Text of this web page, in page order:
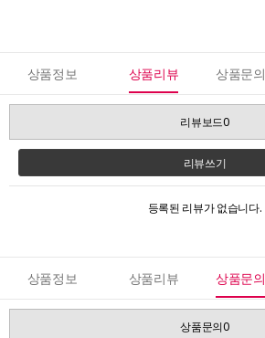
상품정보 상품리뷰 상품문의
리뷰보드0
리뷰쓰기
등록된 리뷰가 없습니다.
상품정보 상품리뷰 상품문의
상품문의0